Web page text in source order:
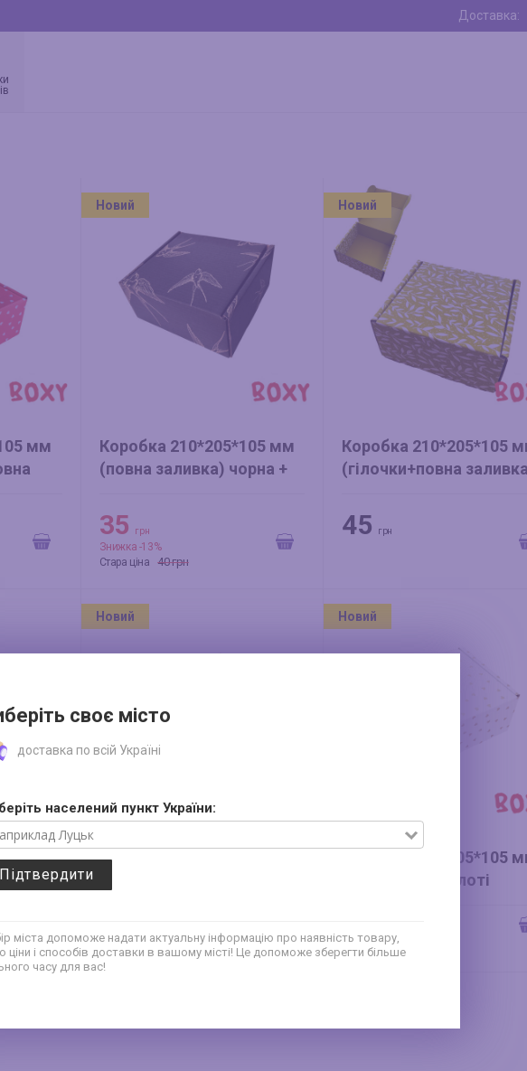
своє місто
доставка по всій Україні
населений пункт України:
Підтвердити
міста допоможе надати актуальну інформацію про наявність товару,
ціни і способів доставки в вашому місті! Це допоможе зберегти більше
часу для вас!
Доставка:
мм
Новий
Коробка 210*205*105 мм
(повна заливка) чорна +
35 грн
Знижка -13%
Стара ціна
40 грн
Новий
Коробка 210*205*105
(гілочки+повна
45 грн
мм
Новий
Коробка 210*205*105 мм
42 грн
Новий
Коробка 210*205*105
(міні серця) золоті
42 грн